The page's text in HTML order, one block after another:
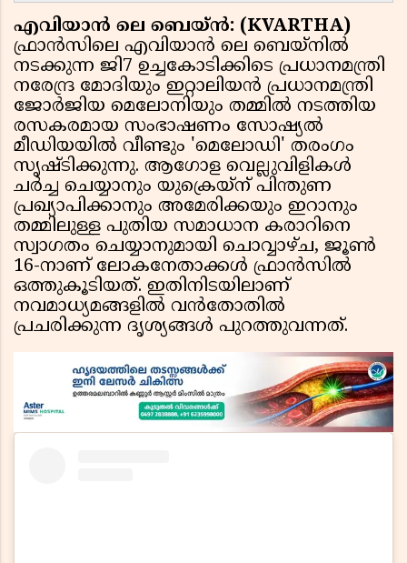
എവിയാൻ ലെ ബെയ്ൻ: (KVARTHA)
ഫ്രാൻസിലെ എവിയാൻ ലെ ബെയ്നിൽ
നടക്കുന്ന ജി7 ഉച്ചകോടിക്കിടെ പ്രധാനമന്ത്രി
നരേന്ദ്ര മോദിയും ഇറ്റാലിയൻ പ്രധാനമന്ത്രി
ജോർജിയ മെലോനിയും തമ്മിൽ നടത്തിയ
രസകരമായ സംഭാഷണം സോഷ്യൽ
മീഡിയയിൽ വീണ്ടും 'മെലോഡി' തരംഗം
സൃഷ്ടിക്കുന്നു. ആഗോള വെല്ലുവിളികൾ
ചർച്ച ചെയ്യാനും യുക്രെയ്ന് പിന്തുണ
പ്രഖ്യാപിക്കാനും അമേരിക്കയും ഇറാനും
തമ്മിലുള്ള പുതിയ സമാധാന കരാറിനെ
സ്വാഗതം ചെയ്യാനുമായി ചൊവ്വാഴ്ച, ജൂൺ
16-നാണ് ലോകനേതാക്കൾ ഫ്രാൻസിൽ
ഒത്തുകൂടിയത്. ഇതിനിടയിലാണ്
നവമാധ്യമങ്ങളിൽ വൻതോതിൽ
പ്രചരിക്കുന്ന ദൃശ്യങ്ങൾ പുറത്തുവന്നത്.